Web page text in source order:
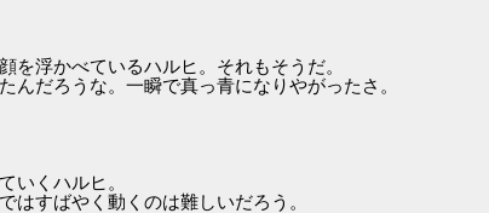
を浮かべているハルヒ。それもそうだ。
んだろうな。一瞬で真っ青になりやがったさ。
いくハルヒ。
はすばやく動くのは難しいだろう。